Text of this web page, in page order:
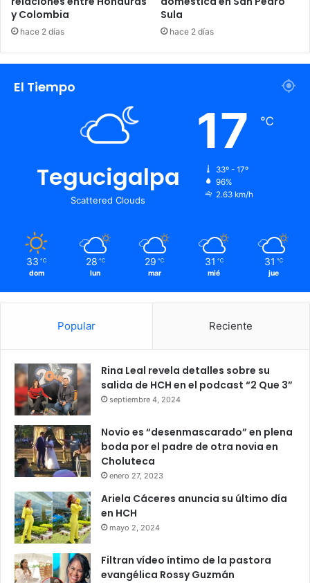
y Colombia
hace 2 días
Sula
hace 2 días
El Tiempo
Tegucigalpa
Scattered Clouds
17 ℃
33º - 17º
96%
2.63 km/h
33 ℃
dom
28 ℃
lun
29 ℃
mar
31 ℃
mié
31 ℃
jue
Popular Reciente
Rina Leal revela detalles sobre su
salida de HCH en el podcast “2 Que 3”
septiembre 4, 2024
Novio es “desenmascarado” en plena
boda por el padre de otra novia en
Choluteca
enero 27, 2023
Ariela Cáceres anuncia su último día
en HCH
mayo 2, 2024
Filtran vídeo íntimo de la pastora
evangélica Rossy Guzmán